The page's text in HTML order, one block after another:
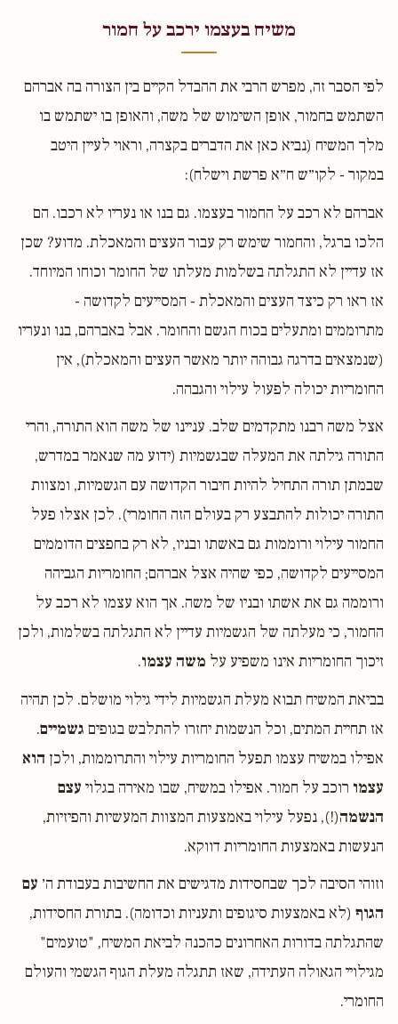
משיח בעצמו ירכב על חמור
לפי הסבר זה, מפרש הרבי את ההבדל הקיים בין הצורה בה אברהם
השתמש בחמור, אופן השימוש של משה, והאופן בו ישתמש בו
מלך המשיח (נביא כאן את הדברים בקצרה, וראוי לעיין היטב
במקור - לקו״ש ח״א פרשת וישלח):
אברהם לא רכב על החמור בעצמו. גם בנו או נעריו לא רכבו. הם
הלכו ברגל, והחמור שימש רק עבור העצים והמאכלת. מדוע? שכן
אז עדיין לא התגלתה בשלמות מעלתו של החומר וכוחו המיוחד.
אז ראו רק כיצד העצים והמאכלת - המסייעים לקדושה -
מתרוממים ומתעלים בכוח הגשם והחומר. אבל באברהם, בנו ונעריו
(שנמצאים בדרגה גבוהה יותר מאשר העצים והמאכלת), אין
החומריות יכולה לפעול עילוי והגבהה.
אצל משה רבנו מתקדמים שלב. עניינו של משה הוא התורה, והרי
התורה גילתה את המעלה שבגשמיות (ידוע מה שנאמר במדרש,
שבמתן תורה התחיל להיות חיבור הקדושה עם הגשמיות, ומצוות
התורה יכולות להתבצע רק בעולם הזה החומרי). לכן אצלו פעל
החמור עילוי ורוממות גם באשתו ובניו, לא רק בחפצים הדוממים
המסייעים לקדושה, כפי שהיה אצל אברהם; החומריות הגביהה
ורוממה גם את אשתו ובניו של משה. אך הוא עצמו לא רכב על
החמור, כי מעלתה של הגשמיות עדיין לא התגלתה בשלמות, ולכן
זיכוך החומריות אינו משפיע על משה עצמו.
בביאת המשיח תבוא מעלת הגשמיות לידי גילוי מושלם. לכן תהיה
אז תחיית המתים, וכל הנשמות יחזרו להתלבש בגופים גשמיים.
אפילו במשיח עצמו תפעל החומריות עילוי והתרוממות, ולכן הוא
עצמו רוכב על חמור. אפילו במשיח, שבו מאירה בגלוי עצם
הנשמה(!), נפעל עילוי באמצעות המצוות המעשיות והפיזיות,
הנעשות באמצעות החומריות דווקא.
וזוהי הסיבה לכך שבחסידות מדגישים את החשיבות בעבודת ה׳ עם
הגוף (לא באמצעות סיגופים ותעניות וכדומה). בתורת החסידות,
שהתגלתה בדורות האחרונים כהכנה לביאת המשיח, "טועמים"
מגילויי הגאולה העתידה, שאז תתגלה מעלת הגוף הגשמי והעולם
החומרי.